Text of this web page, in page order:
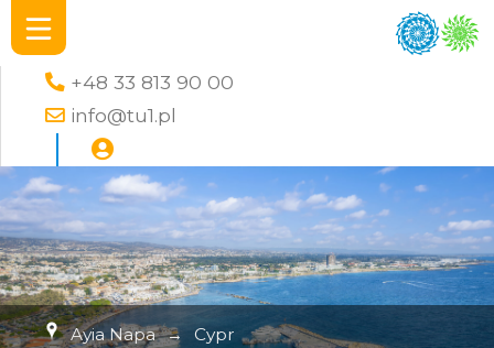
+48 33 813 90 00
info@tu1.pl
Ayia Napa → Cypr